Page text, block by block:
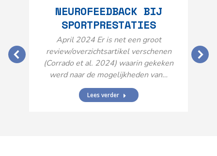
NEUROFEEDBACK BIJ
SPORTPRESTATIES
April 2024 Er is net een groot
review/overzichtsartikel verschenen
(Corrado et al. 2024) waarin gekeken
werd naar de mogelijkheden van…
Lees verder